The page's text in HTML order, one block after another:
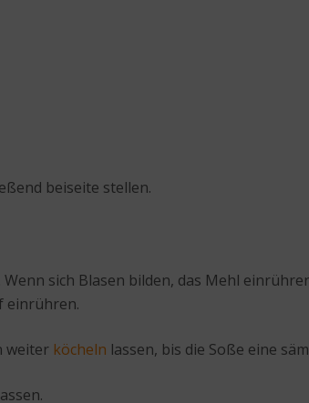
beiseite stellen.
sich Blasen bilden, das Mehl
einrühren.
weiter köcheln lassen, bis die Soße eine